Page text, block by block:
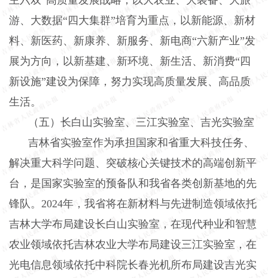
游、大数据“四大集群”培育为重点，以新能源、新材
料、新医药、新康养、新服务、新电商“六新产业”发
展为方向，以新基建、新环境、新生活、新消费“四
新设施”建设为保障，努力实现高质量发展、高品质
生活。
（五）长白山实验室、三江实验室、吉光实验室
吉林省实验室作为承担国家和省重大科技任务、
解决重大科学问题、突破核心关键技术的高端创新平
台，是国家实验室的预备队和我省各类创新基地的先
锋队。 2024年，我省将在新材料与先进制造领域依托
吉林大学布局建设长白山实验室，在现代种业和智慧
农业领域依托吉林农业大学布局建设三江实验室，在
光电信息领域依托中科院长春光机所布局建设吉光实